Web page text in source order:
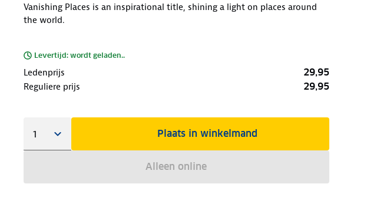
Vanishing Places is an inspirational title, shining a light on places around
the world.
Levertijd: wordt geladen..
Ledenprijs 29,95
Reguliere prijs 29,95
Plaats in winkelmand
Alleen online